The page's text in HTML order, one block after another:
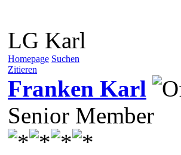
LG Karl
Homepage Suchen
Zitieren
Franken Karl
Senior Member